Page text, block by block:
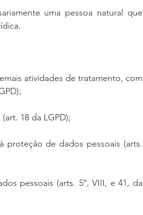
uma pessoa natural que
atividades de tratamento, com
18 da LGPD);
proteção de dados pessoais (arts.
pessoais (arts. 5º, VIII, e 41, da